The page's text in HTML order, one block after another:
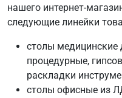
нашего интернет-
следующие линейки
столы медицинские
процедурные,
раскладки
столы офисные из